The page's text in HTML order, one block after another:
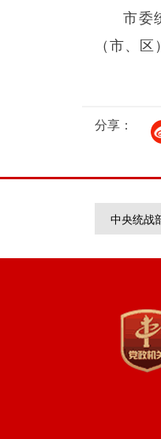
市委
（市、
分享：
中央统战